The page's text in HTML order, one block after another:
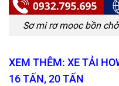
Sơ mi rơ mooc bồn
XEM THÊM: XE TẢI
16 TẤN, 20 TẤN